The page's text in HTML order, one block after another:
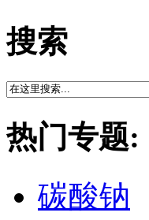
搜索
热门专题:
碳酸钠